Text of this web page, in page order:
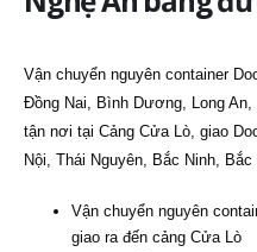
Vận chuyển nguyên container
Đồng Nai, Bình Dương, Long
tận nơi tại Cảng Cửa Lò, giao
Nội, Thái Nguyên, Bắc Ninh, Bắc
Vận chuyển nguyên
giao ra đến cảng Cửa Lò